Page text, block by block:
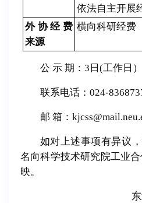
依法自主开展
外协经费
来源
横向科研经费
公 示 期：3日(工作日）
联系电话：024-
邮 箱：
如对上述事项有异议
名向科学技术研究院工业
映。